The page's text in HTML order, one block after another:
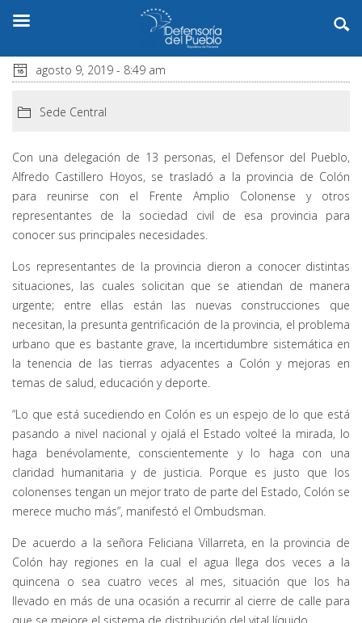
agosto 9, 2019 - 8:49 am
Sede Central
Con una delegación de 13 personas, el Defensor del Pueblo,
Alfredo Castillero Hoyos, se trasladó a la provincia de Colón
para reunirse con el Frente Amplio Colonense y otros
representantes de la sociedad civil de esa provincia para
conocer sus principales necesidades.
Los representantes de la provincia dieron a conocer distintas
situaciones, las cuales solicitan que se atiendan de manera
urgente; entre ellas están las nuevas construcciones que
necesitan, la presunta gentrificación de la provincia, el problema
urbano que es bastante grave, la incertidumbre sistemática en
la tenencia de las tierras adyacentes a Colón y mejoras en
temas de salud, educación y deporte.
“Lo que está sucediendo en Colón es un espejo de lo que está
pasando a nivel nacional y ojalá el Estado volteé la mirada, lo
haga benévolamente, conscientemente y lo haga con una
claridad humanitaria y de justicia. Porque es justo que los
colonenses tengan un mejor trato de parte del Estado, Colón se
merece mucho más”, manifestó el Ombudsman.
De acuerdo a la señora Feliciana Villarreta, en la provincia de
Colón hay regiones en la cual el agua llega dos veces a la
quincena o sea cuatro veces al mes, situación que los ha
llevado en más de una ocasión a recurrir al cierre de calle para